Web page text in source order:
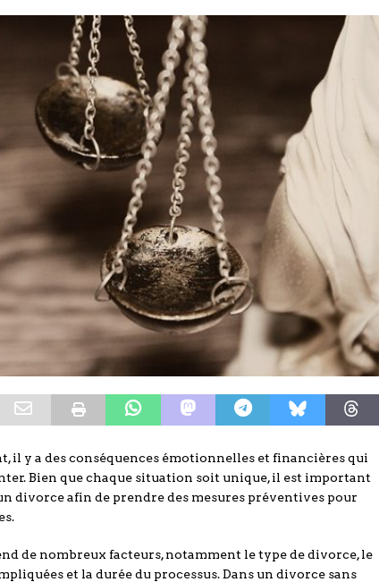
il y a des conséquences émotionnelles et financières qui
Bien que chaque situation soit unique, il est important
divorce afin de prendre des mesures préventives pour
de nombreux facteurs, notamment le type de divorce, le
et la durée du processus. Dans un divorce sans